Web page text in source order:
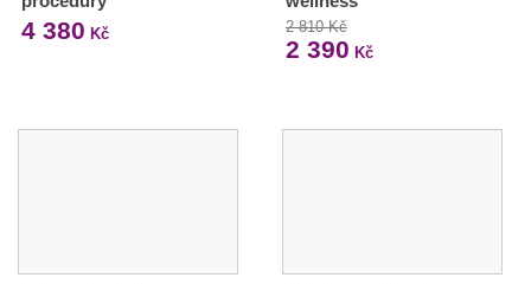
4 380 Kč 2 810 Kč
2 390 Kč